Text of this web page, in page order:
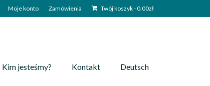
Moje konto Zamówienia Twój koszyk-0.00zł
Kim jesteśmy? Kontakt Deutsch